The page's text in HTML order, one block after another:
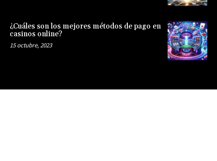
¿Cuáles son los mejores métodos de pago en
casinos online?
15 octubre, 2023